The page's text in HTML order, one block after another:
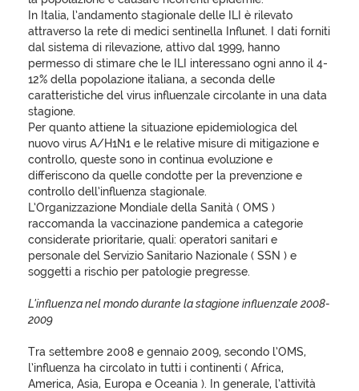
In Italia, l’andamento stagionale delle ILI è rilevato
attraverso la rete di medici sentinella Influnet. I dati forniti
dal sistema di rilevazione, attivo dal 1999, hanno
permesso di stimare che le ILI interessano ogni anno il 4-
12% della popolazione italiana, a seconda delle
caratteristiche del virus influenzale circolante in una data
stagione.
Per quanto attiene la situazione epidemiologica del
nuovo virus A/H1N1 e le relative misure di mitigazione e
controllo, queste sono in continua evoluzione e
differiscono da quelle condotte per la prevenzione e
controllo dell’influenza stagionale.
L’Organizzazione Mondiale della Sanità ( OMS )
raccomanda la vaccinazione pandemica a categorie
considerate prioritarie, quali: operatori sanitari e
personale del Servizio Sanitario Nazionale ( SSN ) e
soggetti a rischio per patologie pregresse.
L'influenza nel mondo durante la stagione influenzale 2008-
2009
Tra settembre 2008 e gennaio 2009, secondo l’OMS,
l’influenza ha circolato in tutti i continenti ( Africa,
America, Asia, Europa e Oceania ). In generale, l’attività